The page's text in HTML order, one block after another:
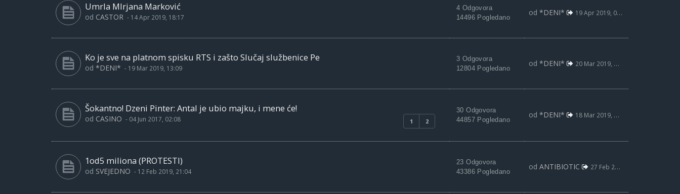
Umrla MIrjana Marković
od CASTOR - 14 Apr 2019, 18:17
4 Odgovora
14496 Pogledano
od *DENI* 19 Apr 2019, 06:46
Ko je sve na platnom spisku RTS i zašto Slučaj službenice Pe
od *DENI* - 19 Mar 2019, 13:09
3 Odgovora
12804 Pogledano
od *DENI* 20 Mar 2019, 05:52
Šokantno! Dzeni Pinter: Antal je ubio majku, i mene će!
1 2
od CASINO - 04 Jun 2017, 02:08
30 Odgovora
44857 Pogledano
od *DENI* 18 Mar 2019, 09:08
1od5 miliona (PROTESTI)
od SVEJEDNO - 12 Feb 2019, 21:04
23 Odgovora
43386 Pogledano
od ANTIBIOTIC 27 Feb 2019, 08:46